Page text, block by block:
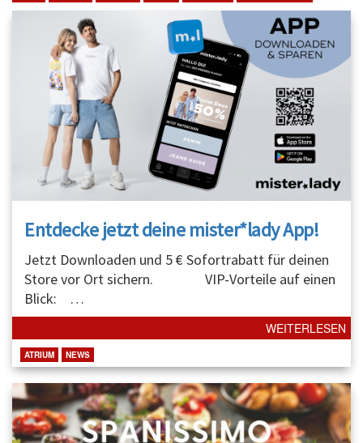
Entdecke jetzt deine mister*lady App!
Jetzt Downloaden und 5 € Sofortrabatt für deinen
Store vor Ort sichern. VIP-Vorteile auf einen
Blick: …
WEITERLESEN
ATRIUM NEWS